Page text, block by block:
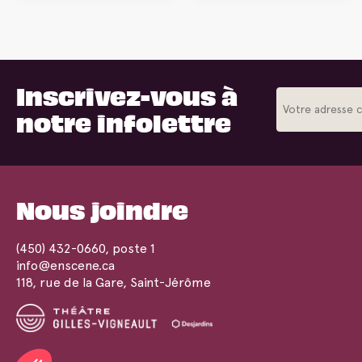
Inscrivez-vous à
notre infolettre
Nous joindre
(450) 432-0660, poste 1
info@enscene.ca
118, rue de la Gare, Saint-Jérôme